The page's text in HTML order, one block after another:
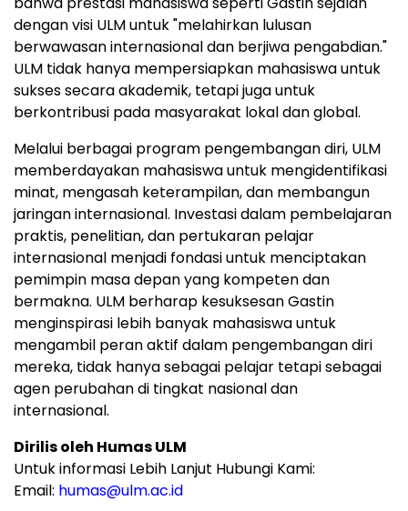
dengan visi ULM untuk "melahirkan lulusan
berwawasan internasional dan berjiwa pengabdian."
ULM tidak hanya mempersiapkan mahasiswa untuk
sukses secara akademik, tetapi juga untuk
berkontribusi pada masyarakat lokal dan global.
Melalui berbagai program pengembangan diri, ULM
memberdayakan mahasiswa untuk mengidentifikasi
minat, mengasah keterampilan, dan membangun
jaringan internasional. Investasi dalam pembelajaran
praktis, penelitian, dan pertukaran pelajar
internasional menjadi fondasi untuk menciptakan
pemimpin masa depan yang kompeten dan
bermakna. ULM berharap kesuksesan Gastin
menginspirasi lebih banyak mahasiswa untuk
mengambil peran aktif dalam pengembangan diri
mereka, tidak hanya sebagai pelajar tetapi sebagai
agen perubahan di tingkat nasional dan
internasional.
Dirilis oleh Humas ULM
Untuk informasi Lebih Lanjut Hubungi Kami:
Email: humas@ulm.ac.id